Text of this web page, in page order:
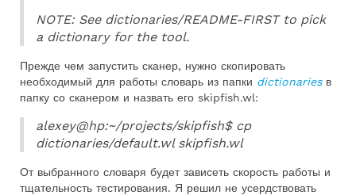
NOTE: See dictionaries/README-FIRST to pick
a dictionary for the tool.
Прежде чем запустить сканер, нужно скопировать
необходимый для работы словарь из папки dictionariesв
папку со сканером и назвать его skipfish.wl:
alexey@hp:~/projects/skipfish$ cp
dictionaries/default.wl skipfish.wl
От выбранного словаря будет зависеть скорость работы и
тщательность тестирования. Я решил не усердствовать